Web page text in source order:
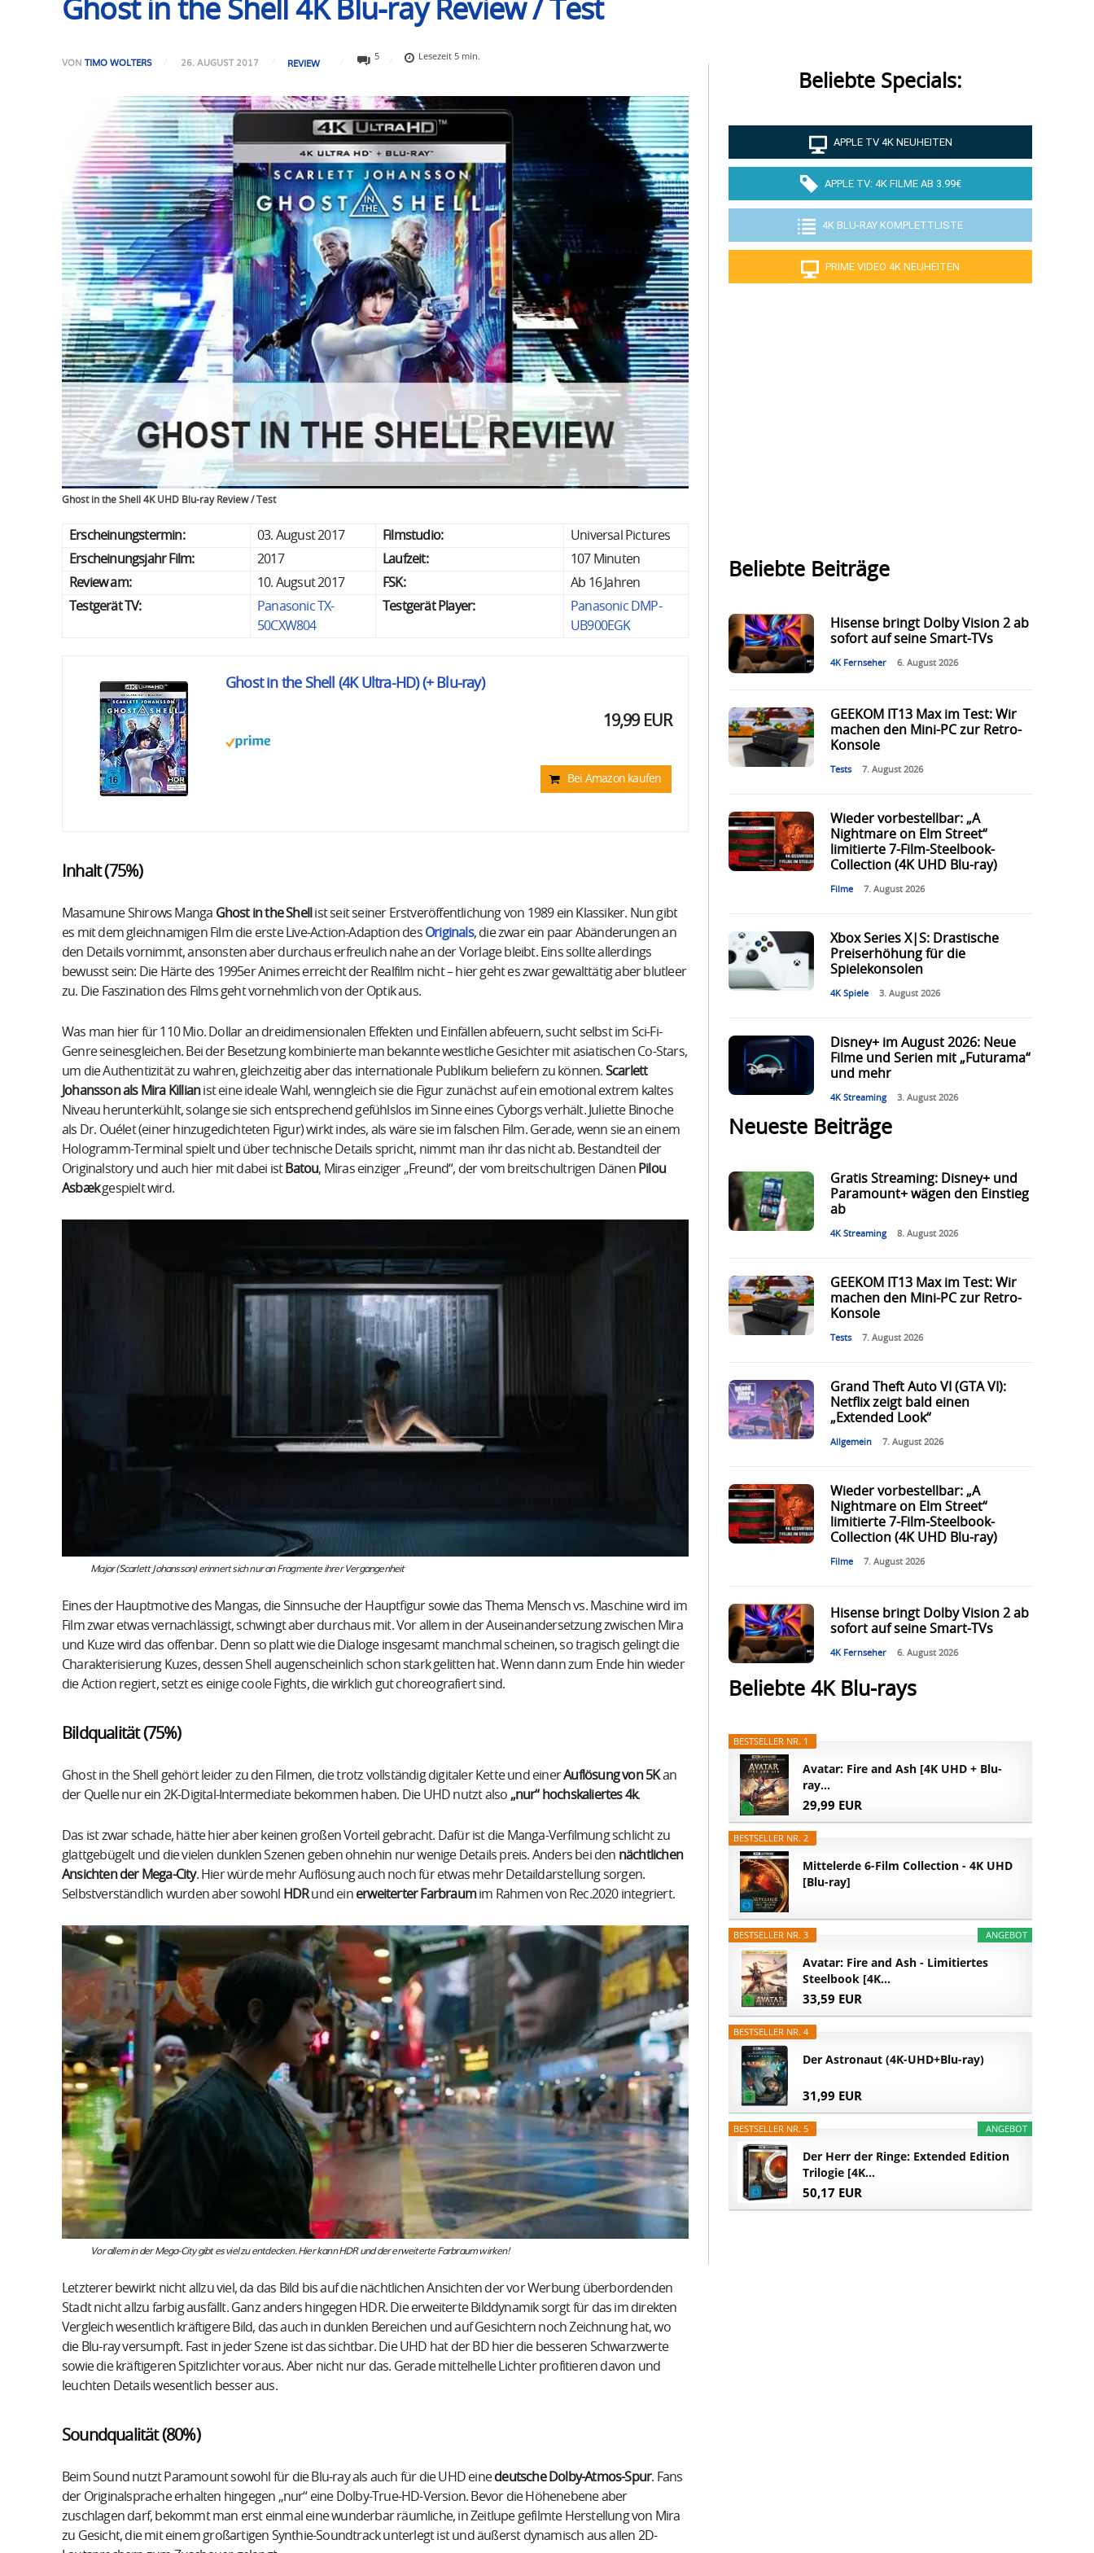
Ghost in the Shell 4K Blu-ray Review / Test
VON TIMO WOLTERS 26. AUGUST 2017 REVIEW
5 Lesezeit5 min.
Ghost in the Shell 4K UHD Blu-ray Review / Test
Erscheinungstermin: 03. August 2017 Filmstudio:
Universal Pictures
Erscheinungsjahr Film:
2017 Laufzeit:
107 Minuten
Review am:
10. Augsut 2017 FSK:
Ab 16 Jahren
Testgerät TV:
Panasonic TX-
50CXW804
Testgerät Player:
Panasonic DMP-
UB900EGK
Ghost in the Shell (4K Ultra-HD) (+ Blu-ray)
19,99 EUR
Bei Amazon kaufen
Inhalt (75%)
Masamune Shirows Manga Ghost in the Shell ist seit seiner Erstveröffentlichung von 1989 ein Klassiker. Nun gibt
es mit dem gleichnamigen Film die erste Live-Action-Adaption des Originals, die zwar ein paar Abänderungen an
den Details vornimmt, ansonsten aber durchaus erfreulich nahe an der Vorlage bleibt. Eins sollte allerdings
bewusst sein: Die Härte des 1995er Animes erreicht der Realfilm nicht – hier geht es zwar gewalttätig aber blutleer
zu. Die Faszination des Films geht vornehmlich von der Optik aus.
Was man hier für 110 Mio. Dollar an dreidimensionalen Effekten und Einfällen abfeuern, sucht selbst im Sci-Fi-
Genre seinesgleichen. Bei der Besetzung kombinierte man bekannte westliche Gesichter mit asiatischen Co-Stars,
um die Authentizität zu wahren, gleichzeitig aber das internationale Publikum beliefern zu können. Scarlett
Johansson als Mira Killianist eine ideale Wahl, wenngleich sie die Figur zunächst auf ein emotional extrem kaltes
Niveau herunterkühlt, solange sie sich entsprechend gefühlslos im Sinne eines Cyborgs verhält. Juliette Binoche
als Dr. Ouélet (einer hinzugedichteten Figur) wirkt indes, als wäre sie im falschen Film. Gerade, wenn sie an einem
Hologramm-Terminal spielt und über technische Details spricht, nimmt man ihr das nicht ab. Bestandteil der
Originalstory und auch hier mit dabei ist Batou, Miras einziger „Freund“, der vom breitschultrigen Dänen Pilou
Asbækgespielt wird.
Major (Scarlett Johansson) erinnert sich nur an Fragmente ihrer Vergangenheit
Eines der Hauptmotive des Mangas, die Sinnsuche der Hauptfigur sowie das Thema Mensch vs. Maschine wird im
Film zwar etwas vernachlässigt, schwingt aber durchaus mit. Vor allem in der Auseinandersetzung zwischen Mira
und Kuze wird das offenbar. Denn so platt wie die Dialoge insgesamt manchmal scheinen, so tragisch gelingt die
Charakterisierung Kuzes, dessen Shell augenscheinlich schon stark gelitten hat. Wenn dann zum Ende hin wieder
die Action regiert, setzt es einige coole Fights, die wirklich gut choreografiert sind.
Bildqualität (75%)
Ghost in the Shell gehört leider zu den Filmen, die trotz vollständig digitaler Kette und einerAuflösung von 5Kan
der Quelle nur ein 2K-Digital-Intermediate bekommen haben. Die UHD nutzt also „nur“ hochskaliertes 4k.
Das ist zwar schade, hätte hier aber keinen großen Vorteil gebracht. Dafür ist die Manga-Verfilmung schlicht zu
glattgebügelt und die vielen dunklen Szenen geben ohnehin nur wenige Details preis. Anders bei den nächtlichen
Ansichten der Mega-City. Hier würde mehr Auflösung auch noch für etwas mehr Detaildarstellung sorgen.
Selbstverständlich wurden aber sowohl
HDRund ein erweiterter Farbraumim Rahmen von Rec.2020 integriert.
Vor allem in der Mega-City gibt es viel zu entdecken. Hier kann HDR und der erweiterte Farbraum wirken!
Letzterer bewirkt nicht allzu viel, da das Bild bis auf die nächtlichen Ansichten der vor Werbung überbordenden
Stadt nicht allzu farbig ausfällt. Ganz anders hingegen HDR. Die erweiterte Bilddynamik sorgt für das im direkten
Vergleich wesentlich kräftigere Bild, das auch in dunklen Bereichen und auf Gesichtern noch Zeichnung hat, wo
die Blu-ray versumpft. Fast in jeder Szene ist das sichtbar. Die UHD hat der BD hier die besseren Schwarzwerte
sowie die kräftigeren Spitzlichter voraus. Aber nicht nur das. Gerade mittelhelle Lichter profitieren davon und
leuchten Details wesentlich besser aus.
Soundqualität (80%)
Beim Sound nutzt Paramount sowohl für die Blu-ray als auch für die UHD einedeutsche Dolby-Atmos-Spur. Fans
der Originalsprache erhalten hingegen „nur“ eine Dolby-True-HD-Version. Bevor die Höhenebene aber
zuschlagen darf, bekommt man erst einmal eine wunderbar räumliche, in Zeitlupe gefilmte Herstellung von Mira
zu Gesicht, die mit einem großartigen Synthie-Soundtrack unterlegt ist und äußerst dynamisch aus allen 2D-
Beliebte Specials:
APPLE TV 4K NEUHEITEN
APPLE TV: 4K FILME AB 3.99€
4K BLU-RAY KOMPLETTLISTE
PRIME VIDEO 4K NEUHEITEN
Beliebte Beiträge
Hisense bringt Dolby Vision 2 ab
sofort auf seine Smart-TVs
4K Fernseher 6. August 2026
GEEKOM IT13 Max im Test: Wir
machen den Mini-PC zur Retro-
Konsole
Tests 7. August 2026
Wieder vorbestellbar: „A
Nightmare on Elm Street“
limitierte 7-Film-Steelbook-
Collection (4K UHD Blu-ray)
Filme 7. August 2026
Xbox Series X|S: Drastische
Preiserhöhung für die
Spielekonsolen
4K Spiele 3. August 2026
Disney+ im August 2026: Neue
Filme und Serien mit „Futurama“
und mehr
4K Streaming 3. August 2026
Neueste Beiträge
Gratis Streaming: Disney+ und
Paramount+ wägen den Einstieg
ab
4K Streaming 8. August 2026
GEEKOM IT13 Max im Test: Wir
machen den Mini-PC zur Retro-
Konsole
Tests 7. August 2026
Grand Theft Auto VI (GTA VI):
Netflix zeigt bald einen
„Extended Look“
Allgemein 7. August 2026
Wieder vorbestellbar: „A
Nightmare on Elm Street“
limitierte 7-Film-Steelbook-
Collection (4K UHD Blu-ray)
Filme 7. August 2026
Hisense bringt Dolby Vision 2 ab
sofort auf seine Smart-TVs
4K Fernseher 6. August 2026
Beliebte 4K Blu-rays
BESTSELLER NR. 1
Avatar: Fire and Ash [4K UHD + Blu-
ray...
29,99 EUR
BESTSELLER NR. 2
Mittelerde 6-Film Collection - 4K UHD
[Blu-ray]
ANGEBOT
BESTSELLER NR. 3
Avatar: Fire and Ash - Limitiertes
Steelbook [4K...
33,59 EUR
BESTSELLER NR. 4
Der Astronaut (4K-UHD+Blu-ray)
31,99 EUR
ANGEBOT
BESTSELLER NR. 5
Der Herr der Ringe: Extended Edition
Trilogie [4K...
50,17 EUR